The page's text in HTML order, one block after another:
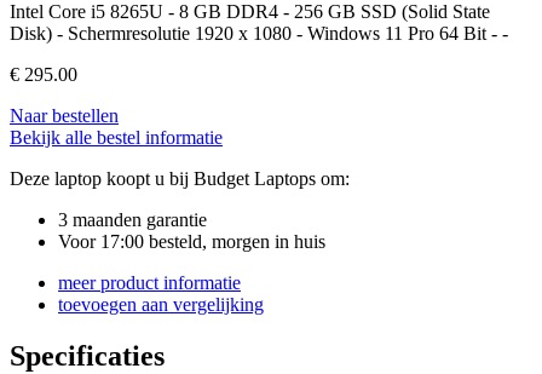
Intel Core i5 8265U - 8 GB DDR4 - 256 GB SSD (Solid State
Disk) - Schermresolutie 1920 x 1080 - Windows 11 Pro 64 Bit - -
€ 295.00
Naar bestellen
Bekijk alle bestel informatie
Deze laptop koopt u bij Budget Laptops om:
3 maanden garantie
Voor 17:00 besteld, morgen in huis
meer product informatie
toevoegen aan vergelijking
Specificaties